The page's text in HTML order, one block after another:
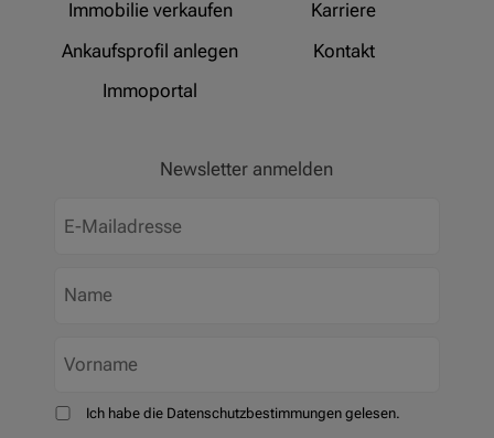
Immobilie verkaufen
Ankaufsprofil anlegen
Immoportal
Karriere
Kontakt
Newsletter anmelden
Ich habe die Datenschutzbestimmungen gelesen.